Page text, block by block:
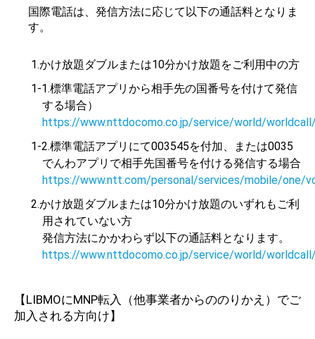
国際電話は、発信方法に応じて以下の通話料となりま
す。
1.かけ放題ダブルまたは10分かけ放題をご利用中の方
1-1.標準電話アプリから相手先の国番号を付けて発信
する場合）
https://www.nttdocomo.co.jp/service/world/
1-2.標準電話アプリにて003545を付加、または0035
でんわアプリで相手先国番号を付ける発信する場合
https://www.ntt.com/personal/services/mobile/one/
2.かけ放題ダブルまたは10分かけ放題のいずれもご利
用されていない方
発信方法にかかわらず以下の通話料となります。
https://www.nttdocomo.co.jp/service/world/
【LIBMOにMNP転入（他事業者からののりかえ）でご
加入される方向け】